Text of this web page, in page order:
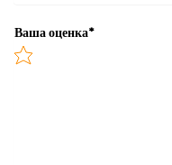
Ваша оценка*